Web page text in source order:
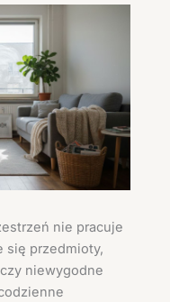
nie pracuje
się przedmioty,
niewygodne